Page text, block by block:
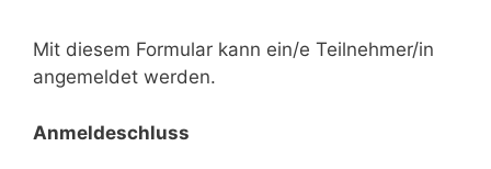
Mit diesem Formular kann ein/e Teilnehmer/in
angemeldet werden.
Anmeldeschluss